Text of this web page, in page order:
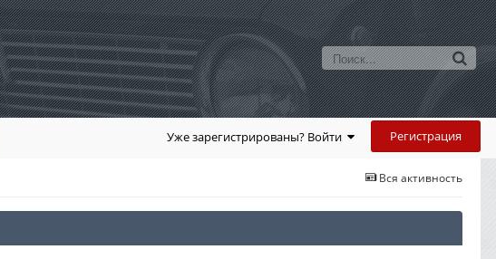
Уже зарегистрированы? Войти Регистрация
Вся активность